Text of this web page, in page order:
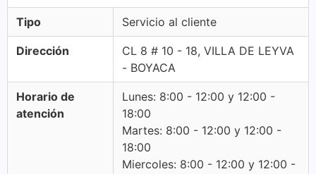
Tipo Servicio al cliente
Dirección
CL 8 # 10 - 18, VILLA DE LEYVA
- BOYACA
Horario de
atención
Lunes: 8:00 - 12:00 y 12:00 -
18:00
Martes: 8:00 - 12:00 y 12:00 -
18:00
Miercoles: 8:00 - 12:00 y 12:00 -